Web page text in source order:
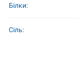
Білки:
Сіль: